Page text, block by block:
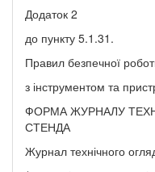
Додаток 2
до пункту 5.1.31.
Правил безпечної
з інструментом та
ФОРМА ЖУРНАЛУ
СТЕНДА
Журнал технічного